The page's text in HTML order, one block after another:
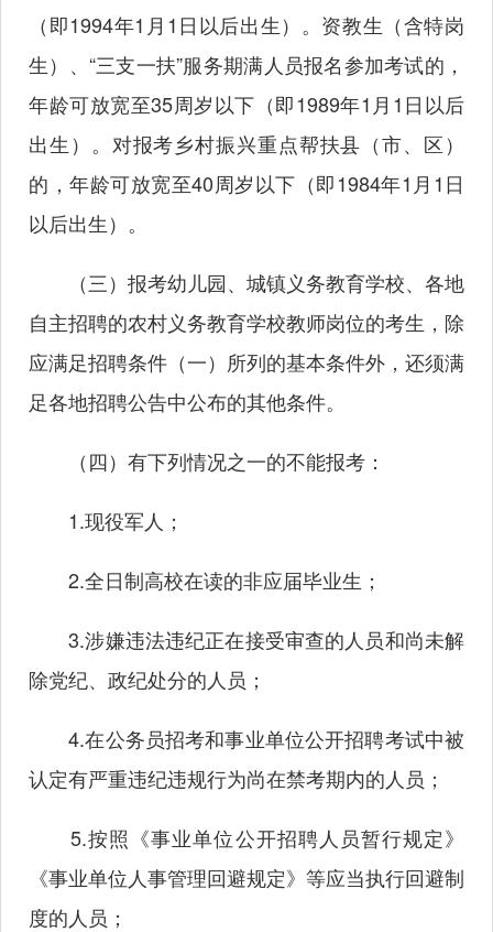
（即1994年1月1日以后出生）。资教生（含特岗
生）、“三支一扶”服务期满人员报名参加考试的，
年龄可放宽至35周岁以下（即1989年1月1日以后
出生）。对报考乡村振兴重点帮扶县（市、区）
的，年龄可放宽至40周岁以下（即1984年1月1日
以后出生）。
（三）报考幼儿园、城镇义务教育学校、各地
自主招聘的农村义务教育学校教师岗位的考生，除
应满足招聘条件（一）所列的基本条件外，还须满
足各地招聘公告中公布的其他条件。
（四）有下列情况之一的不能报考：
1.现役军人；
2.全日制高校在读的非应届毕业生；
3.涉嫌违法违纪正在接受审查的人员和尚未解
除党纪、政纪处分的人员；
4.在公务员招考和事业单位公开招聘考试中被
认定有严重违纪违规行为尚在禁考期内的人员；
5.按照《事业单位公开招聘人员暂行规定》
《事业单位人事管理回避规定》等应当执行回避制
度的人员；